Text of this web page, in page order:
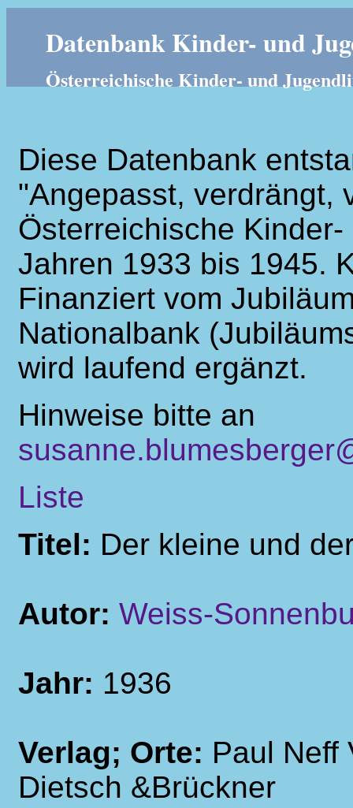
Datenbank Kinder- und
Österreichische Kinder- und
Diese Datenbank
"Angepasst, verdrängt,
Österreichische
Jahren 1933 bis 1945.
Finanziert vom
Nationalbank
wird laufend ergänzt.
Hinweise bitte an
Liste
Titel: Der kleine und
Autor: Weiss-
Jahr: 1936
Verlag; Orte: Paul Neff
Dietsch &Brückner